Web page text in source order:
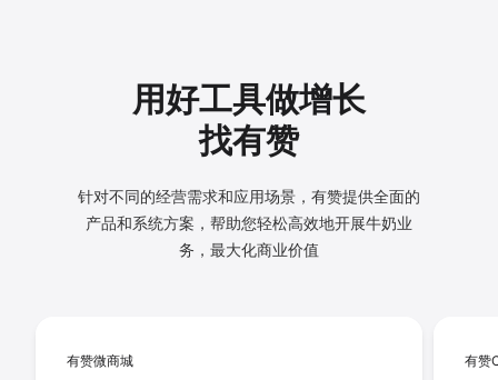
用好工具做增长
找有赞
针对不同的经营需求和应用场景，有赞提供全面的
产品和系统方案， 帮助您轻松高效地开展牛奶业
务，最大化商业价值
有赞微商城 有赞